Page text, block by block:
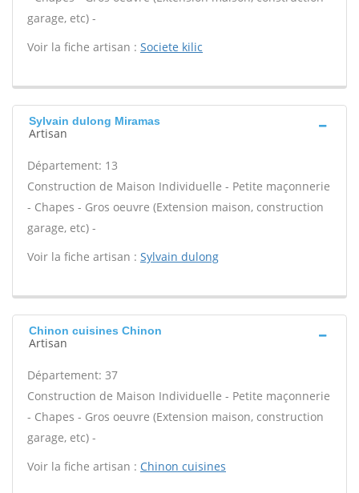
garage, etc) -
Voir la fiche artisan : Societe kilic
Sylvain dulong Miramas
Artisan
Département: 13
Construction de Maison Individuelle - Petite maçonnerie
- Chapes - Gros oeuvre (Extension maison, construction
garage, etc) -
Voir la fiche artisan : Sylvain dulong
Chinon cuisines Chinon
Artisan
Département: 37
Construction de Maison Individuelle - Petite maçonnerie
- Chapes - Gros oeuvre (Extension maison, construction
garage, etc) -
Voir la fiche artisan : Chinon cuisines